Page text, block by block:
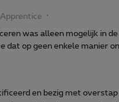
Apprentice
was alleen mogelijk in
dat op geen enkele manier
en bezig met